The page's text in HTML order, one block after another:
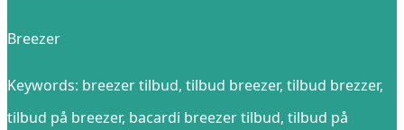
Breezer
Keywords: breezer tilbud, tilbud breezer, tilbud brezzer,
tilbud på breezer, bacardi breezer tilbud, tilbud på